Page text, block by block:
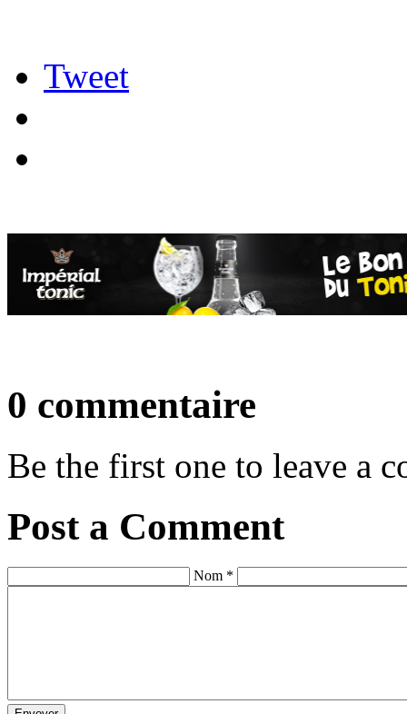
Tweet
0 commentaire
Be the first one to leave a
Post a Comment
Nom *